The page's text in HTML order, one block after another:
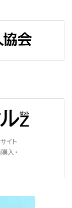
イト
入・